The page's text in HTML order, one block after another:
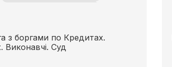
з боргами по Кредитах.
Виконавчі. Суд